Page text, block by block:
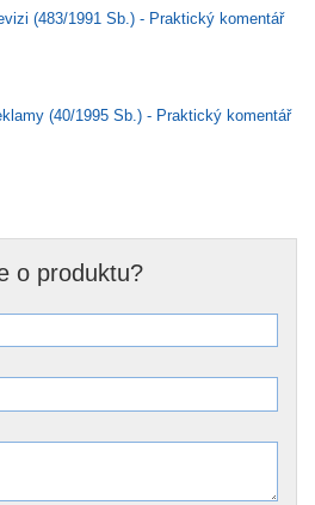
(483/1991 Sb.) - Praktický komentář
(40/1995 Sb.) - Praktický komentář
o produktu?